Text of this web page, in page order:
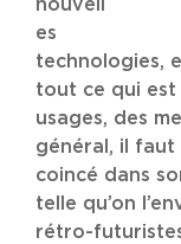
nouvell
es
technologies,
tout ce qui est
usages, des
général, il
coincé dans
telle qu’on
rétro-